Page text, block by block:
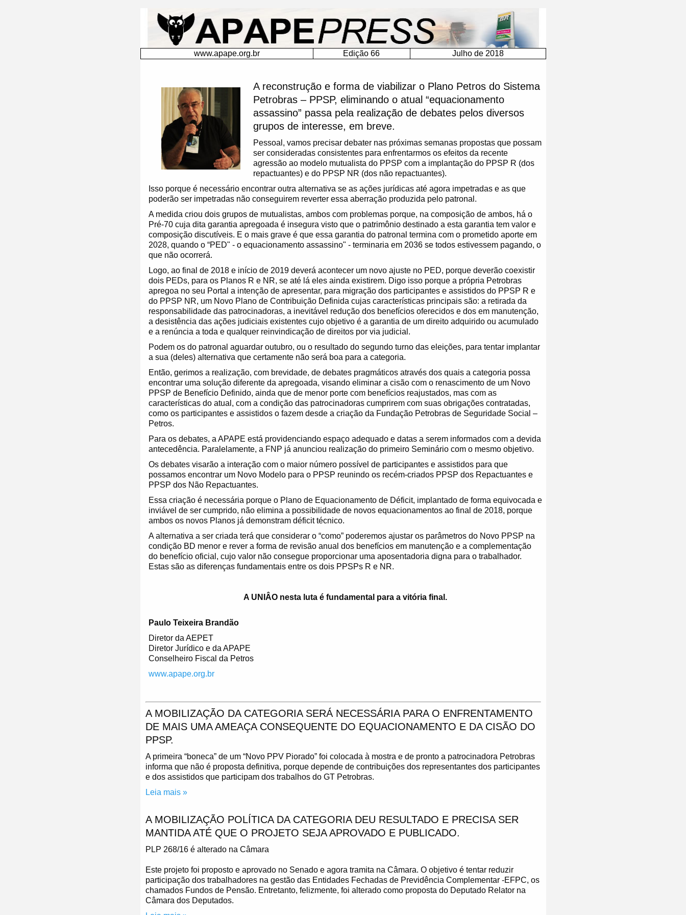
www.apape.org.br Edição 66 Julho de 2018
A reconstrução e forma de viabilizar o Plano Petros do Sistema
Petrobras – PPSP, eliminando o atual “equacionamento
assassino” passa pela realização de debates pelos diversos
grupos de interesse, em breve.
Pessoal, vamos precisar debater nas próximas semanas propostas que possam
ser consideradas consistentes para enfrentarmos os efeitos da recente
agressão ao modelo mutualista do PPSP com a implantação do PPSP R (dos
repactuantes) e do PPSP NR (dos não repactuantes).
Isso porque é necessário encontrar outra alternativa se as ações jurídicas até agora impetradas e as que
poderão ser impetradas não conseguirem reverter essa aberração produzida pelo patronal.
A medida criou dois grupos de mutualistas, ambos com problemas porque, na composição de ambos, há o
Pré-70 cuja dita garantia apregoada é insegura visto que o patrimônio destinado a esta garantia tem valor e
composição discutíveis. E o mais grave é que essa garantia do patronal termina com o prometido aporte em
2028, quando o “PED" - o equacionamento assassino" - terminaria em 2036 se todos estivessem pagando, o
que não ocorrerá.
Logo, ao final de 2018 e início de 2019 deverá acontecer um novo ajuste no PED, porque deverão coexistir
dois PEDs, para os Planos R e NR, se até lá eles ainda existirem. Digo isso porque a própria Petrobras
apregoa no seu Portal a intenção de apresentar, para migração dos participantes e assistidos do PPSP R e
do PPSP NR, um Novo Plano de Contribuição Definida cujas características principais são: a retirada da
responsabilidade das patrocinadoras, a inevitável redução dos benefícios oferecidos e dos em manutenção,
a desistência das ações judiciais existentes cujo objetivo é a garantia de um direito adquirido ou acumulado
e a renúncia a toda e qualquer reinvindicação de direitos por via judicial.
Podem os do patronal aguardar outubro, ou o resultado do segundo turno das eleições, para tentar implantar
a sua (deles) alternativa que certamente não será boa para a categoria.
Então, gerimos a realização, com brevidade, de debates pragmáticos através dos quais a categoria possa
encontrar uma solução diferente da apregoada, visando eliminar a cisão com o renascimento de um Novo
PPSP de Benefício Definido, ainda que de menor porte com benefícios reajustados, mas com as
características do atual, com a condição das patrocinadoras cumprirem com suas obrigações contratadas,
como os participantes e assistidos o fazem desde a criação da Fundação Petrobras de Seguridade Social –
Petros.
Para os debates, a APAPE está providenciando espaço adequado e datas a serem informados com a devida
antecedência. Paralelamente, a FNP já anunciou realização do primeiro Seminário com o mesmo objetivo.
Os debates visarão a interação com o maior número possível de participantes e assistidos para que
possamos encontrar um Novo Modelo para o PPSP reunindo os recém-criados PPSP dos Repactuantes e
PPSP dos Não Repactuantes.
Essa criação é necessária porque o Plano de Equacionamento de Déficit, implantado de forma equivocada e
inviável de ser cumprido, não elimina a possibilidade de novos equacionamentos ao final de 2018, porque
ambos os novos Planos já demonstram déficit técnico.
A alternativa a ser criada terá que considerar o “como” poderemos ajustar os parâmetros do Novo PPSP na
condição BD menor e rever a forma de revisão anual dos benefícios em manutenção e a complementação
do benefício oficial, cujo valor não consegue proporcionar uma aposentadoria digna para o trabalhador.
Estas são as diferenças fundamentais entre os dois PPSPs R e NR.
A UNIÂO nesta luta é fundamental para a vitória final.
Paulo Teixeira Brandão
Diretor da AEPET
Diretor Jurídico e da APAPE
Conselheiro Fiscal da Petros
www.apape.org.br
A MOBILIZAÇÃO DA CATEGORIA SERÁ NECESSÁRIA PARA O ENFRENTAMENTO
DE MAIS UMA AMEAÇA CONSEQUENTE DO EQUACIONAMENTO E DA CISÃO DO
PPSP.
A primeira “boneca” de um “Novo PPV Piorado” foi colocada à mostra e de pronto a patrocinadora Petrobras
informa que não é proposta definitiva, porque depende de contribuições dos representantes dos participantes
e dos assistidos que participam dos trabalhos do GT Petrobras.
Leia mais »
A MOBILIZAÇÃO POLÍTICA DA CATEGORIA DEU RESULTADO E PRECISA SER
MANTIDA ATÉ QUE O PROJETO SEJA APROVADO E PUBLICADO.
PLP 268/16 é alterado na Câmara
Este projeto foi proposto e aprovado no Senado e agora tramita na Câmara. O objetivo é tentar reduzir
participação dos trabalhadores na gestão das Entidades Fechadas de Previdência Complementar -EFPC, os
chamados Fundos de Pensão. Entretanto, felizmente, foi alterado como proposta do Deputado Relator na
Câmara dos Deputados.